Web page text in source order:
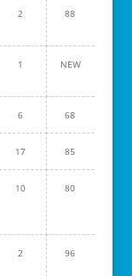
2 88
1 NEW
6 68
17 85
10 80
2 96